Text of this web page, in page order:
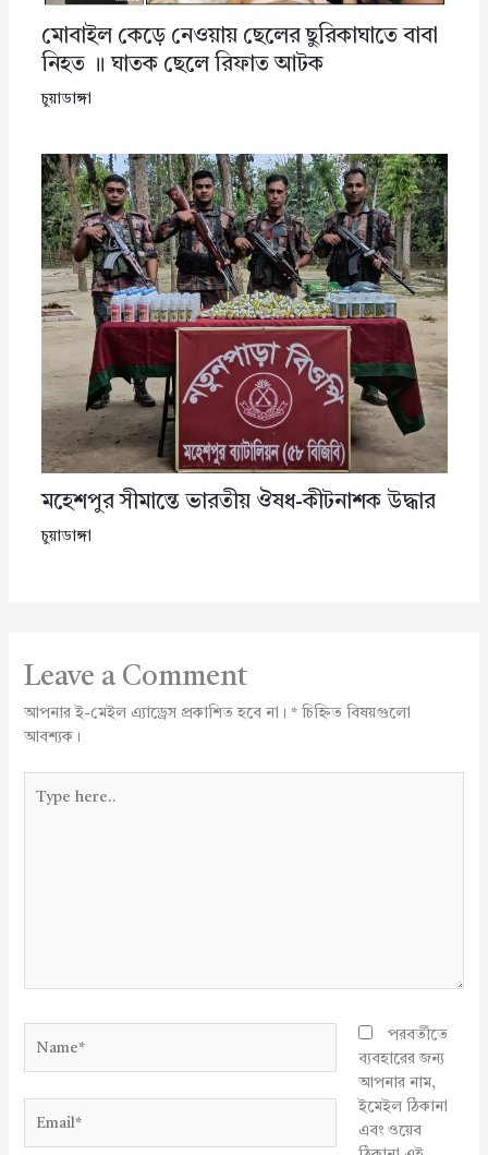
মোবাইল কেড়ে নেওয়ায় ছেলের ছুরিকাঘাতে বাবা
নিহত ॥ ঘাতক ছেলে রিফাত আটক
চুয়াডাঙ্গা
মহেশপুর সীমান্তে ভারতীয় ঔষধ-কীটনাশক উদ্ধার
চুয়াডাঙ্গা
Leave a Comment
আপনার ই-মেইল এ্যাড্রেস প্রকাশিত হবে না। *চিহ্নিত বিষয়গুলো
আবশ্যক।
here..
পরবর্তীতে
ব্যবহারের জন্য
আপনার নাম,
ইমেইল ঠিকানা
এবং ওয়েব